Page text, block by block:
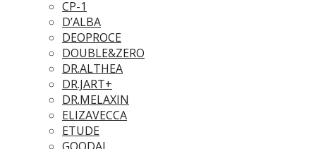
CP-1
D’ALBA
DEOPROCE
DOUBLE&ZERO
DR.ALTHEA
DR.JART+
DR.MELAXIN
ELIZAVECCA
ETUDE